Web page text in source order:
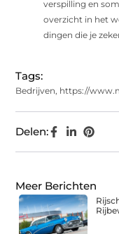
verspilling en
overzicht in het
dingen die je
Tags:
Bedrijven, https://
Delen:
Meer Berichten